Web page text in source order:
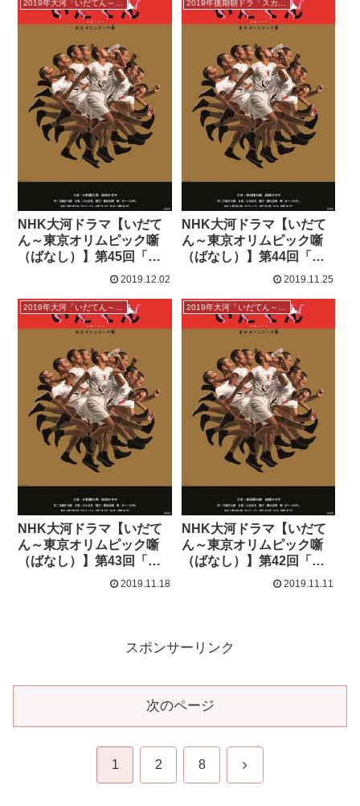
NHK大河ドラマ【いだて
ん～東京オリムピック噺
（ばなし）】第45回「火
2019.12.02
NHK大河ドラマ【いだて
ん～東京オリムピック噺
（ばなし）】第44回「ぼ
くたちの失敗」感想
2019.11.25
NHK大河ドラマ【いだて
ん～東京オリムピック噺
（ばなし）】第43回「ヘ
2019.11.18
NHK大河ドラマ【いだて
ん～東京オリムピック噺
（ばなし）】第42回「東
2019.11.11
スポンサーリンク
次のページ
1 2 8 次